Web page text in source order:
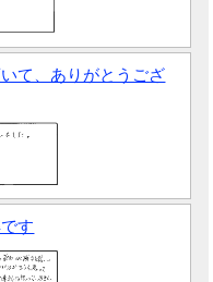
て、ありがとうござ
す